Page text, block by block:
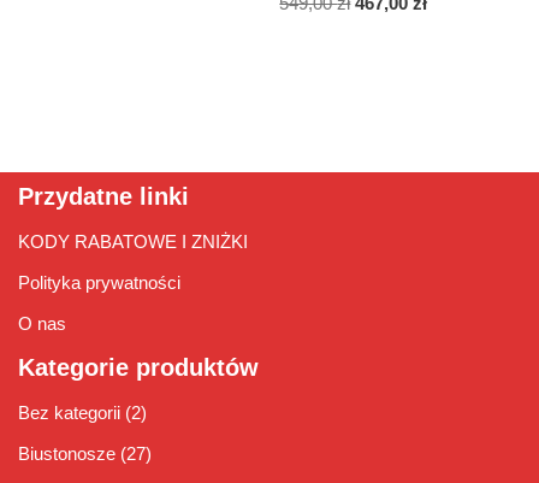
Przydatne linki
KODY RABATOWE I ZNIŻKI
Polityka prywatności
O nas
Kategorie produktów
Bez kategorii (2)
Biustonosze (27)